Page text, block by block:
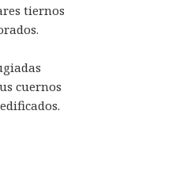
tiernos
cuernos